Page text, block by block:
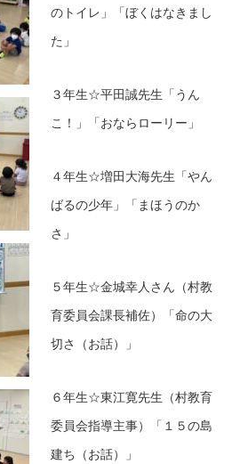
のトイレ」「ぼくはなきまし
た」
３年生☆平田誠先生「うん
こ！」「おならローリー」
４年生☆増田大海先生「やん
ばるの少年」「まほうのか
さ」
５年生☆金城幸人さん（村教
育委員会課長補佐）「命の大
切さ（お話）」
６年生☆東江寛先生（村教育
委員会指導主事）「１５の島
建ち（お話）」